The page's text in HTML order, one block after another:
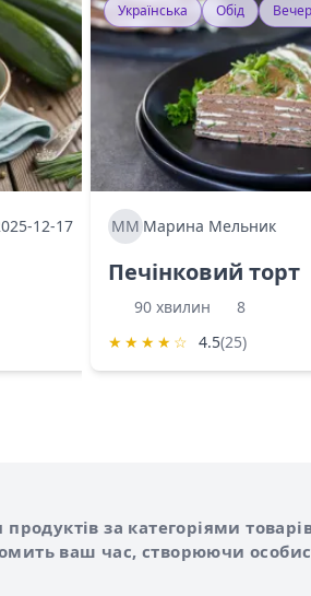
12-17
Українська Обід
МММарина Мельник
Печінковий торт
90 хвилин
8
★ ★ ★ ★ ☆ 4.5(25)
за категоріями
ваш час, створюючи